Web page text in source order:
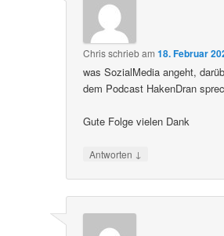
Chrisschriebam18. Februar
was SozialMedia angeht,
dem Podcast HakenDran
Gute Folge vielen Dank
Antworten ↓